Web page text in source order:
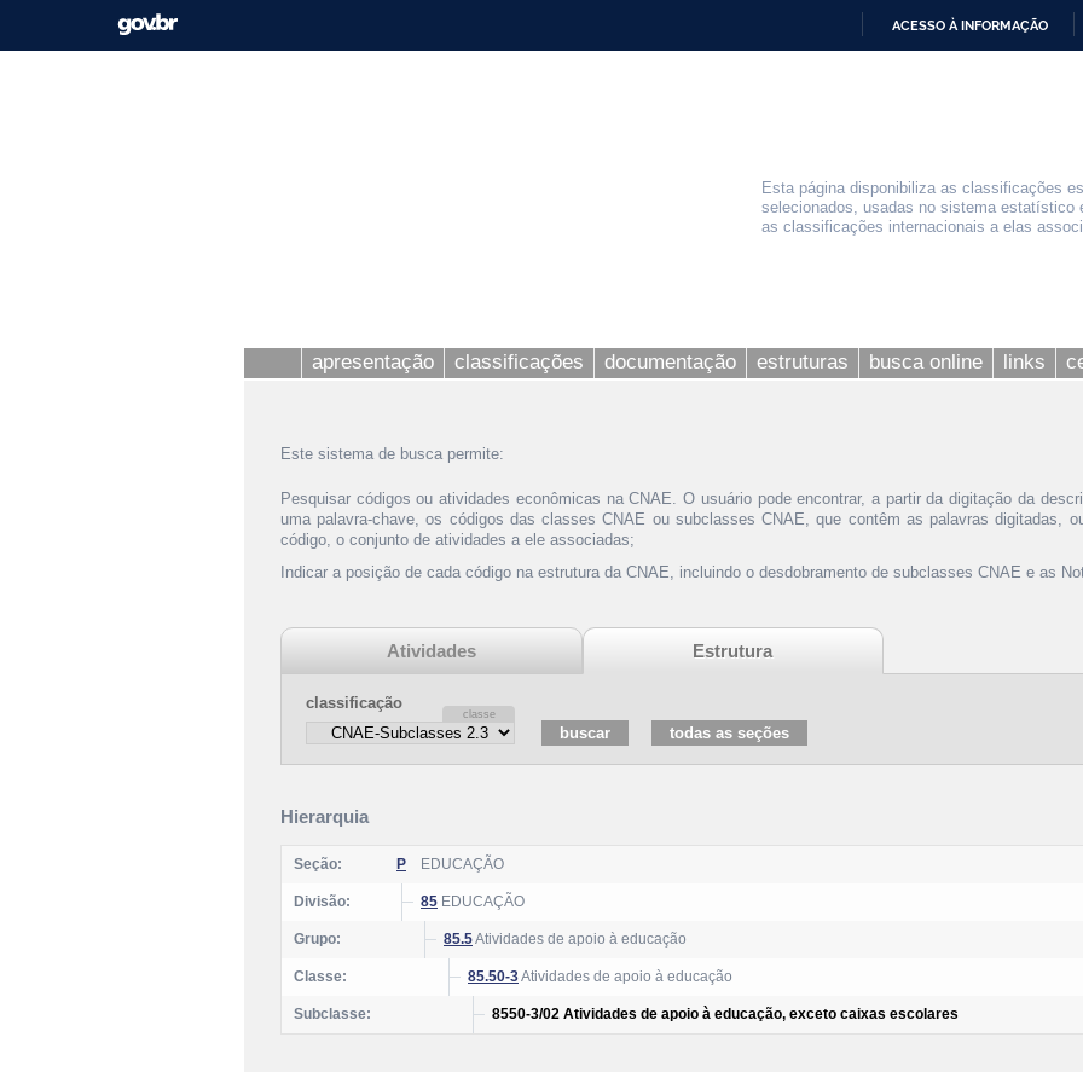
ACESSO À INFORMAÇÃO
Esta página disponibiliza as classificações
selecionados, usadas no sistema
as classificações internacionais a elas
apresentação classificações documentação estruturas busca online links
Este sistema de busca permite:
Pesquisar códigos ou atividades econômicas na CNAE. O usuário pode encontrar, a partir da digitação da
uma palavra-chave, os códigos das classes CNAE ou subclasses CNAE, que contêm as palavras digitadas,
código, o conjunto de atividades a ele associadas;
Indicar a posição de cada código na estrutura da CNAE, incluindo o desdobramento de subclasses CNAE e as
Atividades Estrutura
classificação
Hierarquia
Seção: P EDUCAÇÃO
Divisão: 85 EDUCAÇÃO
Grupo: 85.5Atividades de apoio à educação
Classe: 85.50-3Atividades de apoio à educação
Subclasse: 8550-3/02 Atividades de apoio à educação, exceto caixas escolares